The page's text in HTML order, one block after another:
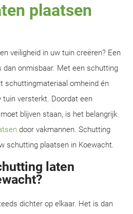
plaatsen
veiligheid in uw tuin creëren? Een
onmisbaar. Met een schutting
schuttingmateriaal omheind én
versterkt. Doordat een
blijven staan, is het belangrijk
door vakmannen. Schutting
schutting plaatsen in Koewacht.
laten
dichter op elkaar. Het is dan